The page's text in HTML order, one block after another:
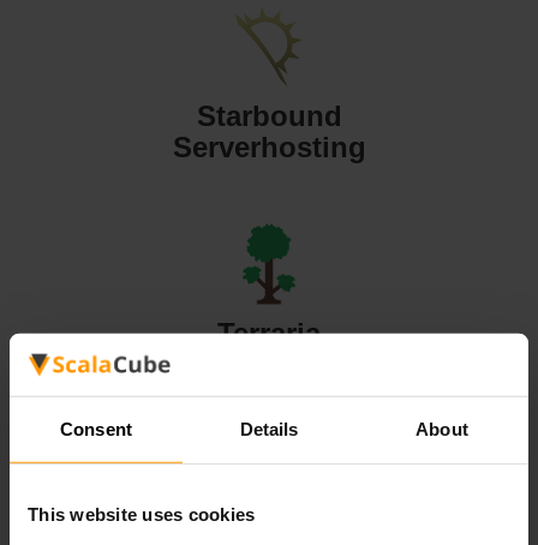
Consent Details About
This website uses cookies
Starbound
Serverhosting
Terraria